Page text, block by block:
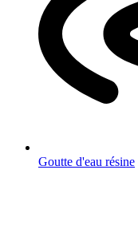
Goutte d'eau résine